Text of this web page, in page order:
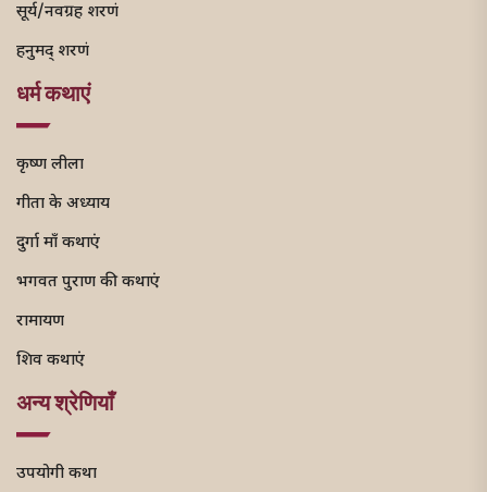
सूर्य/नवग्रह शरणं
हनुमद् शरणं
धर्म कथाएं
कृष्ण लीला
गीता के अध्याय
दुर्गा माँ कथाएं
भगवत पुराण की कथाएं
रामायण
शिव कथाएं
अन्य श्रेणियाँ
उपयोगी कथा